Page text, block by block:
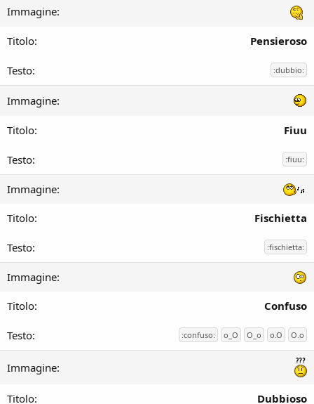
Pensieroso
:dubbio:
Fiuu
:fiuu:
Fischietta
:fischietta:
Confuso
:confuso: o_O O_o o.O O.o
Dubbioso